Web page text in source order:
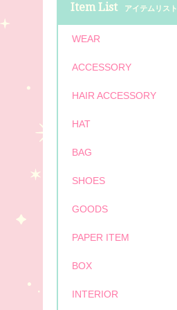
Item List アイテムリスト
WEAR
ACCESSORY
HAIR ACCESSORY
HAT
BAG
SHOES
GOODS
PAPER ITEM
BOX
INTERIOR